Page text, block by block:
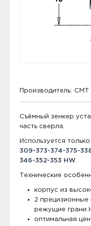
Производитель: CMT
Съёмный зенкер
часть сверла.
Используется
309-373-374-375-
346-352-353 HW
Технические
корпус из
2 прецизионные
режущие грани
оптимальная